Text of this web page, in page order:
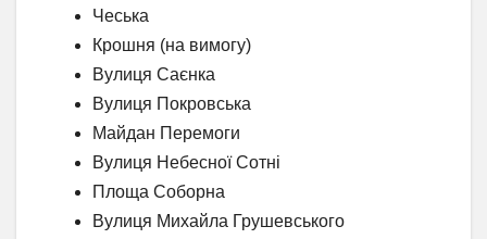
Чеська
Крошня (на вимогу)
Вулиця Саєнка
Вулиця Покровська
Майдан Перемоги
Вулиця Небесної Сотні
Площа Соборна
Вулиця Михайла Грушевського